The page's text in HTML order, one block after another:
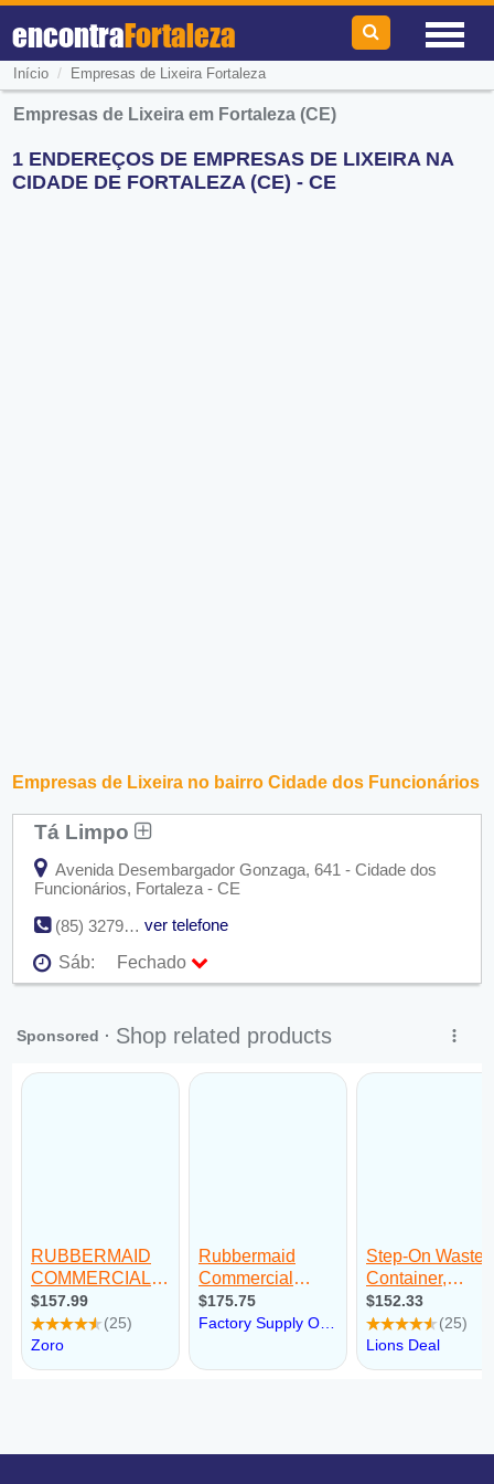
encontraFortaleza
Início / Empresas de Lixeira Fortaleza
Empresas de Lixeira em Fortaleza (CE)
1 ENDEREÇOS DE EMPRESAS DE LIXEIRA NA
CIDADE DE FORTALEZA (CE) - CE
Empresas de Lixeira no bairro Cidade dos Funcionários
Tá Limpo
Avenida Desembargador Gonzaga, 641 - Cidade dos
Funcionários, Fortaleza - CE
(85) 3279-7790
ver telefone
Sáb:
Fechado
Seg:
09:00 - 18:00
Qua:
09:00 - 18:00
09:00 - 18:00
Sex:
09:00 - 18:00